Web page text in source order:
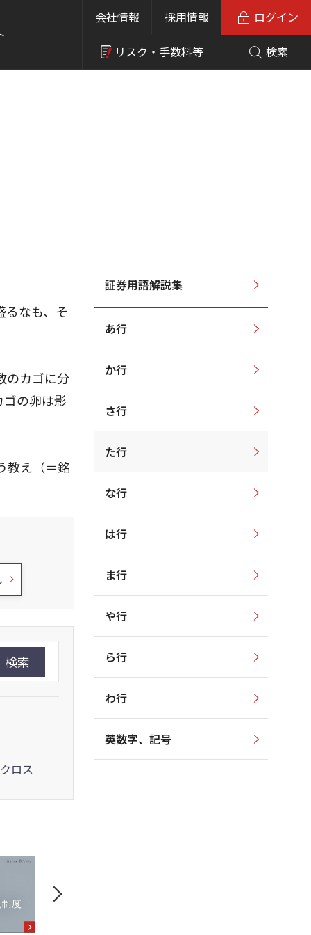
会社情報 採用情報
リスク・ 手数料等 検索
ログイン
るなも、そ
のカゴに分
の卵は影
教え（＝銘
検索
ロス
証券用語解説集
あ行
か行
さ行
た行
な行
は行
ま行
や行
ら行
わ行
英数字、記号